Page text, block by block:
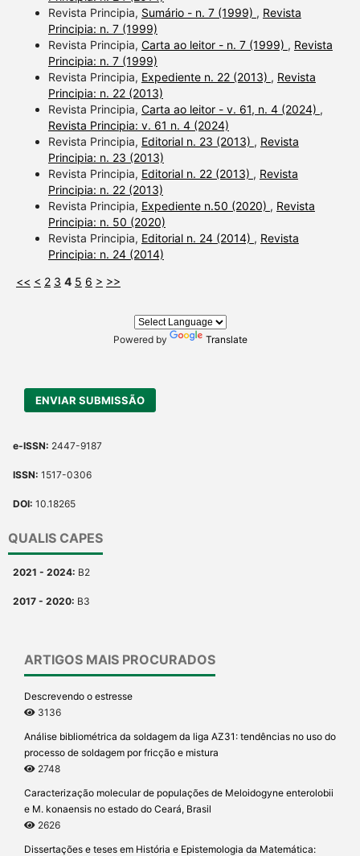
Revista Principia, Sumário - n. 7 (1999) , Revista
Principia: n. 7 (1999)
Revista Principia, Carta ao leitor - n. 7 (1999) , Revista
Principia: n. 7 (1999)
Revista Principia, Expediente n. 22 (2013) , Revista
Principia: n. 22 (2013)
Revista Principia, Carta ao leitor - v. 61, n. 4 (2024) ,
Revista Principia: v. 61 n. 4 (2024)
Revista Principia, Editorial n. 23 (2013) , Revista
Principia: n. 23 (2013)
Revista Principia, Editorial n. 22 (2013) , Revista
Principia: n. 22 (2013)
Revista Principia, Expediente n.50 (2020) , Revista
Principia: n. 50 (2020)
Revista Principia, Editorial n. 24 (2014) , Revista
Principia: n. 24 (2014)
<< < 2 3 4 5 6 > >>
Powered by Translate
ENVIAR SUBMISSÃO
e-ISSN: 2447-9187
ISSN: 1517-0306
DOI: 10.18265
QUALIS CAPES
2021 - 2024: B2
2017 - 2020: B3
ARTIGOS MAIS PROCURADOS
Descrevendo o estresse
3136
Análise bibliométrica da soldagem da liga AZ31: tendências no uso do
processo de soldagem por fricção e mistura
2748
Caracterização molecular de populações de Meloidogyne enterolobii
e M. konaensis no estado do Ceará, Brasil
2626
Dissertações e teses em História e Epistemologia da Matemática: